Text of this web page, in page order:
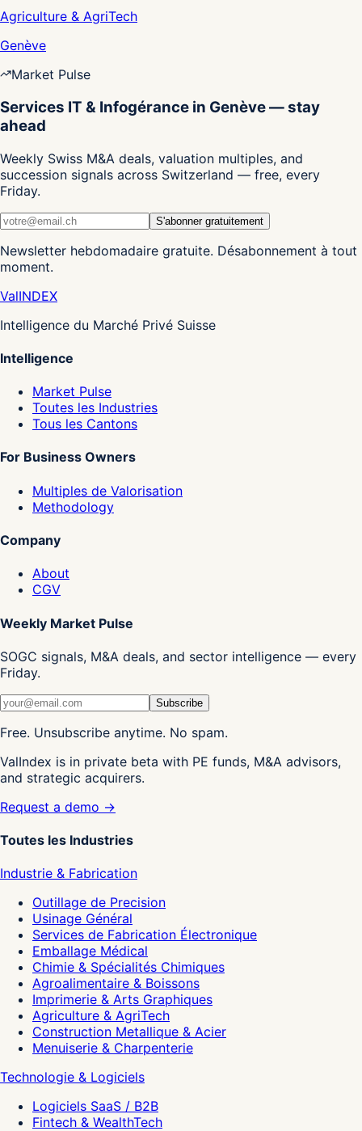
Agriculture & AgriTech
Genève
Market Pulse
Services IT & Infogérance in Genève — stay
ahead
Weekly Swiss M&A deals, valuation multiples, and
succession signals across Switzerland — free, every
Friday.
S'abonner gratuitement
Newsletter hebdomadaire gratuite. Désabonnement à tout
moment.
ValINDEX
Intelligence du Marché Privé Suisse
Intelligence
Market Pulse
Toutes les Industries
Tous les Cantons
For Business Owners
Multiples de Valorisation
Methodology
Company
About
CGV
Weekly Market Pulse
SOGC signals, M&A deals, and sector intelligence — every
Friday.
Subscribe
Free. Unsubscribe anytime. No spam.
ValIndex is in private beta with PE funds, M&A advisors,
and strategic acquirers.
Request a demo →
Toutes les Industries
Industrie & Fabrication
Outillage de Precision
Usinage Général
Services de Fabrication Électronique
Emballage Médical
Chimie & Spécialités Chimiques
Agroalimentaire & Boissons
Imprimerie & Arts Graphiques
Agriculture & AgriTech
Construction Metallique & Acier
Menuiserie & Charpenterie
Technologie & Logiciels
Logiciels SaaS / B2B
Fintech & WealthTech